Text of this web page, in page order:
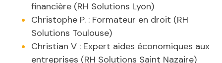
financière (RH Solutions Lyon)
Christophe P. : Formateur en droit (RH
Solutions Toulouse)
Christian V : Expert aides économiques aux
entreprises (RH Solutions Saint Nazaire)